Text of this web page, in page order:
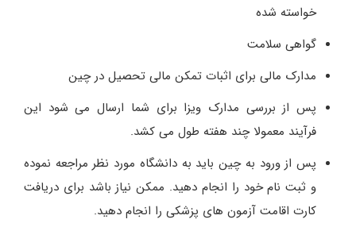
خواسته شده
گواهی سلامت
مدارک مالی برای اثبات تمکن مالی تحصیل در چین
پس از بررسی مدارک ویزا برای شما ارسال می شود این
فرآیند معمولا چند هفته طول می کشد.
پس از ورود به چین باید به دانشگاه مورد نظر مراجعه نموده
و ثبت نام خود را انجام دهید. ممکن نیاز باشد برای دریافت
کارت اقامت آزمون های پزشکی را انجام دهید.